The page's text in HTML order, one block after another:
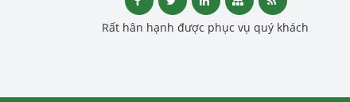
Rất hân hạnh được phục vụ quý khách